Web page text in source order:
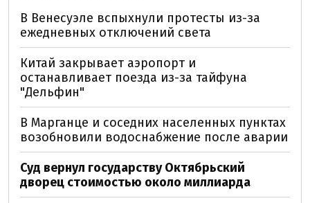
В Венесуэле вспыхнули протесты из-за
ежедневных отключений света
Китай закрывает аэропорт и
останавливает поезда из-за тайфуна
"Дельфин"
В Марганце и соседних населенных пунктах
возобновили водоснабжение после аварии
Суд вернул государству Октябрьский
дворец стоимостью около миллиарда